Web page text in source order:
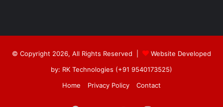
© Copyright 2026, All Rights Reserved |
Website Developed
by: RK Technologies (+91 9540173525)
Home
Privacy Policy Contact